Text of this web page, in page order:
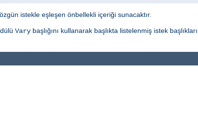
istekle eşleşen önbellekli içeriği sunacaktır.
Vary başlığını kullanarak başlıkta listelenmiş istek